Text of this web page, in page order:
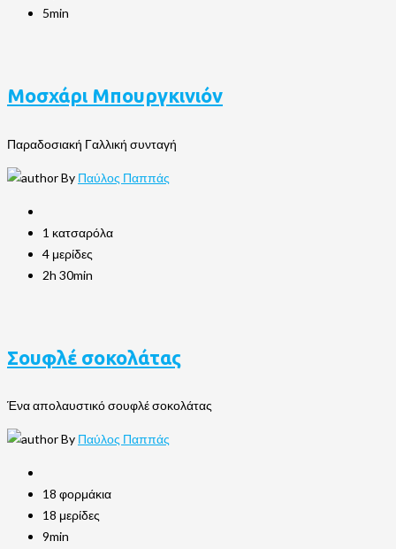
5min
Μοσχάρι Μπουργκινιόν
Παραδοσιακή Γαλλική συνταγή
By Παύλος Παππάς
1 κατσαρόλα
4 μερίδες
2h 30min
Σουφλέ σοκολάτας
Ένα απολαυστικό σουφλέ σοκολάτας
By Παύλος Παππάς
18 φορμάκια
18 μερίδες
9min